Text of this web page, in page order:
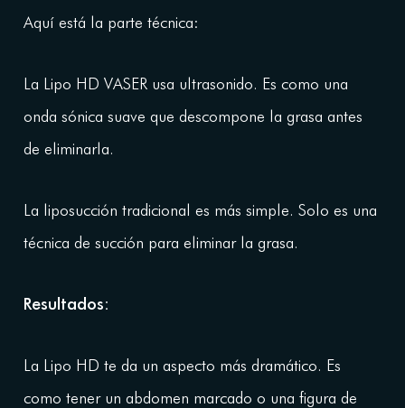
Aquí está la parte técnica:
La Lipo HD VASER usa ultrasonido. Es como una
onda sónica suave que descompone la grasa antes
de eliminarla.
La liposucción tradicional es más simple. Solo es una
técnica de succión para eliminar la grasa.
Resultados:
La Lipo HD te da un aspecto más dramático. Es
como tener un abdomen marcado o una figura de